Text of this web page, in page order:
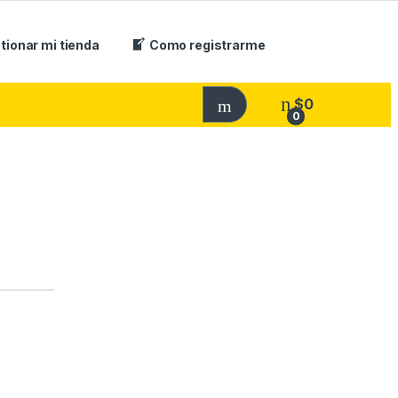
mi tienda Como registrarme
0
$0